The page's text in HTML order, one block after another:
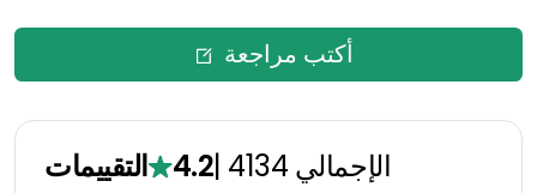
أكتب مراجعة
التقييمات 4.2| 4134 الإجمالي